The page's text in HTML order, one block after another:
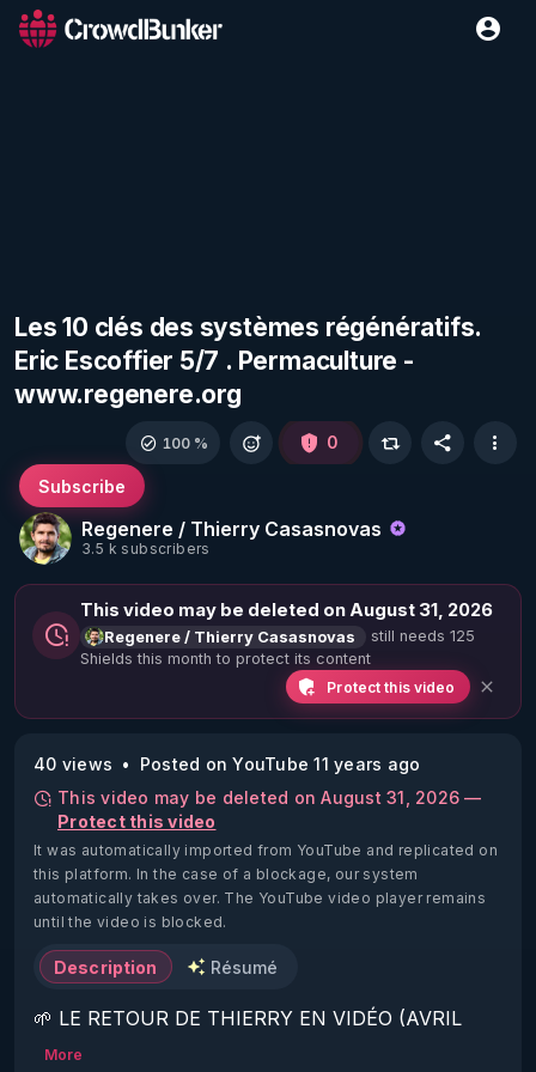
Les 10 clés des systèmes régénératifs.
Eric Escoffier 5/7 . Permaculture -
www.regenere.org
Regenere / Thierry Casasnovas
3.5 k subscribers
Subscribe
100 % 0
This video may be deleted on August 31, 2026
Regenere / Thierry Casasnovas
still needs 125
Shields this month to protect its content
Protect this video
40 views
Posted on YouTube 11 years ago
This video may be deleted on August 31, 2026 —
Protect this video
It was automatically imported from YouTube and replicated on
this platform. In the case of a blockage, our system
automatically takes over. The YouTube video player remains
until the video is blocked.
Description Résumé
🌱 LE RETOUR DE THIERRY EN VIDÉO (AVRIL
2022)!
More